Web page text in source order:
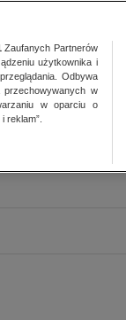
Zaufanych Partnerów
użytkownika i
Odbywa
w
w oparciu o
reklam”.